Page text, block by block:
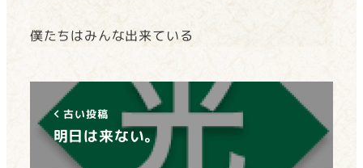
僕たちはみんな出来ている
古い投稿
明日は来ない。